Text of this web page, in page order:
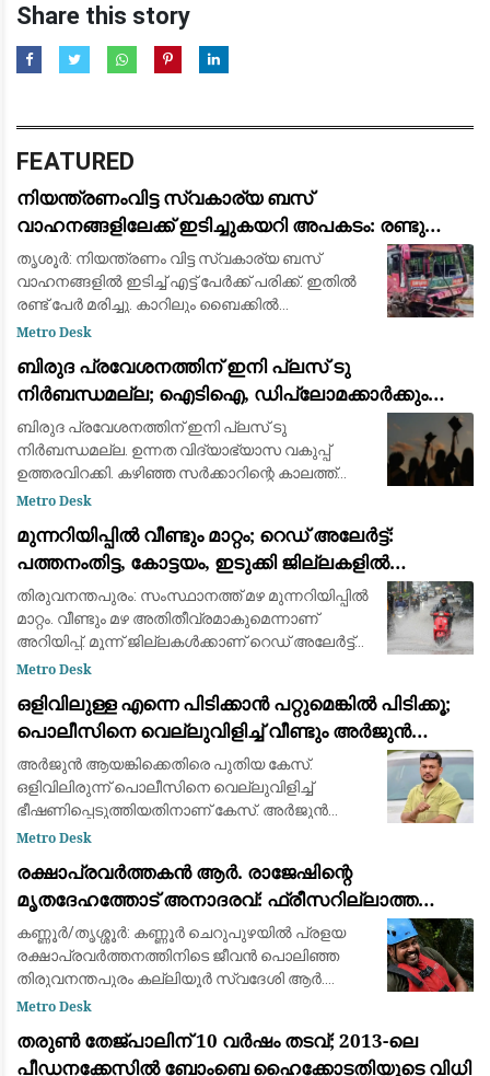
Share this story
FEATURED
നിയന്ത്രണംവിട്ട സ്വകാര്യ ബസ്
വാഹനങ്ങളിലേക്ക് ഇടിച്ചുകയറി അപകടം: രണ്ടു
മരണം, എട്ട് പേർക്ക് പരിക്ക്
തൃശൂര്‍: നിയന്ത്രണം വിട്ട സ്വകാര്യ ബസ്
വാഹനങ്ങളില്‍ ഇടിച്ച് എട്ട് പേര്‍ക്ക് പരിക്ക്. ഇതില്‍
രണ്ട് പേർ മരിച്ചു. കാറിലും ബൈക്കിൽ
സഞ്ചരിച്ചവരാണ് മരച്ചത്. ബസ് അമിത
Metro Desk
ബിരുദ പ്രവേശനത്തിന് ഇനി പ്ലസ് ടു
നിർബന്ധമല്ല; ഐടിഐ, ഡിപ്ലോമക്കാർക്കും
അവസരം നൽകി ഉന്നത വിദ്യാഭ്യാസ വകുപ്പ്
ഉത്തരവിറക്കി
ബിരുദ പ്രവേശനത്തിന് ഇനി പ്ലസ് ടു
നിർബന്ധമല്ല. ഉന്നത വിദ്യാഭ്യാസ വകുപ്പ്
ഉത്തരവിറക്കി. കഴിഞ്ഞ സർക്കാറിന്റെ കാലത്ത്
നൽകിയ പ്രൊപ്പോസലിനാണ് അംഗീകാരമായത്.
മറ്റു ഭാഷ കോ
Metro Desk
മുന്നറിയിപ്പില്‍ വീണ്ടും മാറ്റം; റെഡ് അലേർട്ട്:
പത്തനംതിട്ട, കോട്ടയം, ഇടുക്കി ജില്ലകളില്‍
അതിതീവ്രമാകും
തിരുവനന്തപുരം: സംസ്ഥാനത്ത് മഴ മുന്നറിയിപ്പില്‍
മാറ്റം. വീണ്ടും മഴ അതിതീവ്രമാകുമെന്നാണ്
അറിയിപ്പ്. മൂന്ന് ജില്ലകള്‍ക്കാണ് റെഡ് അലേര്‍ട്ട്
നല്‍കിയിരിക്കുന്നത്. പത്തനംതിട്ട, കോട്ടയം, ഇടുക്കി
Metro Desk
ഒളിവിലുള്ള എന്നെ പിടിക്കാൻ പറ്റുമെങ്കിൽ പിടിക്കൂ;
പൊലീസിനെ വെല്ലുവിളിച്ച് വീണ്ടും അർജുൻ
ആയങ്കി
അർജുൻ ആയങ്കിക്കെതിരെ പുതിയ കേസ്.
ഒളിവിലിരുന്ന് പൊലീസിനെ വെല്ലുവിളിച്ച്
ഭീഷണിപ്പെടുത്തിയതിനാണ് കേസ്. അർജുൻ
ആയ്യങ്കിക്കെതിരെ ഊന്നുകൽ പൊലീസ്
ഭീഷണിപ്പെടുത്തിയതിലാണ് നടപടി. നേരത്
Metro Desk
രക്ഷാപ്രവർത്തകൻ ആർ. രാജേഷിന്റെ
മൃതദേഹത്തോട് അനാദരവ്: ഫ്രീസറില്ലാത്ത
ആംബുലൻസിൽ കൊണ്ടുപോയത് ചാവക്കാട് വരെ;
ഒടുവിൽ വാഹനം മാറ്റി
കണ്ണൂർ/തൃശ്ശൂർ: കണ്ണൂർ ചെറുപുഴയിൽ പ്രളയ
രക്ഷാപ്രവർത്തനത്തിനിടെ ജീവൻ പൊലിഞ്ഞ
തിരുവനന്തപുരം കല്ലിയൂർ സ്വദേശി ആർ.
രാജേഷിന്റെ (36) ഭൗതികദേഹത്തോട്
ഗവ. മെഡിക്കൽ കോളേജ് ആശ
Metro Desk
തരുൺ തേജ്പാലിന് 10 വർഷം തടവ്; 2013-ലെ
പീഡനക്കേസിൽ ബോംബെ ഹൈക്കോടതിയുടെ വിധി